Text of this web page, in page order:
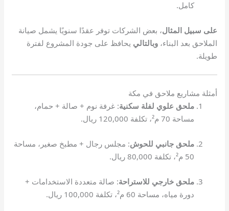
كامل.
على سبيل المثال، بعض الشركات توفر عقدًا سنويًا يشمل صيانة
الملاحق بعد البناء،وبالتالي يحافظ على جودة المشروع لفترة
طويلة.
أمثلة مشاريع ملاحق في مكة
ملحق علوي لفلة سكنية: غرفة نوم + صالة + حمام،
مساحة 70 م²، تكلفة 120,000 ريال.
ملحق جانبي للحوش: مجلس رجال + مطبخ صغير، مساحة
50 م²، تكلفة 80,000 ريال.
ملحق خارجي للاستراحة: صالة متعددة الاستخدامات +
دورة مياه، مساحة 60 م²، تكلفة 100,000 ريال.